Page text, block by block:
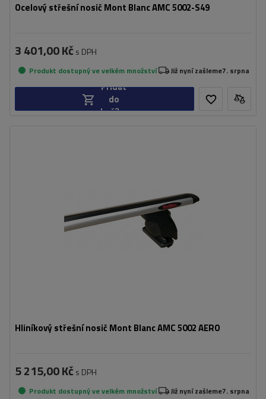
Ocelový střešní nosič Mont Blanc AMC 5002-S49
3 401,00 Kč s DPH
Produkt dostupný ve velkém množství Již nyní zašleme7. srpna
Přidat
do
košíku
Hliníkový střešní nosič Mont Blanc AMC 5002 AERO
5 215,00 Kč s DPH
Produkt dostupný ve velkém množství Již nyní zašleme7. srpna